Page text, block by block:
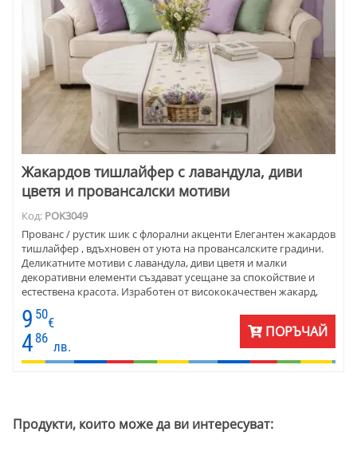
Жакардов тишлайфер с лавандула, диви
цветя и провансалски мотиви
Код: POK3049
Прованс / рустик шик с флорални акценти Елегантен жакардов
тишлайфер , вдъхновен от уюта на провансалските градини.
Деликатните мотиви с лавандула, диви цветя и малки
декоративни елементи създават усещане за спокойствие и
естествена красота. Изработен от висококачествен жакард,
той съчетава устойчивост, мекота и дълготрайни цветове.
Подходящ избор за домове, в които детайлите носят
настроение.
9 50
€
4 86
лв.
ПОРЪЧАЙ
Продукти, които може да ви интересуват: